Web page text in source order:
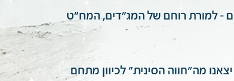
- למורת רוחם של המג"דים, המח"ט
לשחיטה!" יצאנו מה"חווה הסינית" לכיוון מתחם